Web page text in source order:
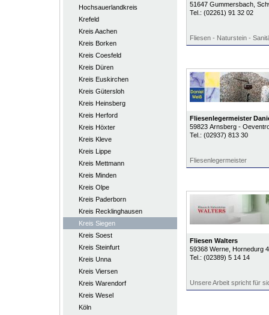
Hochsauerlandkreis
Krefeld
Kreis Aachen
Kreis Borken
Kreis Coesfeld
Kreis Düren
Kreis Euskirchen
Kreis Gütersloh
Kreis Heinsberg
Kreis Herford
Kreis Höxter
Kreis Kleve
Kreis Lippe
Kreis Mettmann
Kreis Minden
Kreis Olpe
Kreis Paderborn
Kreis Recklinghausen
Kreis Siegen
Kreis Soest
Kreis Steinfurt
Kreis Unna
Kreis Viersen
Kreis Warendorf
Kreis Wesel
Köln
51647 Gummersbach,
Tel.: (02261) 91 32 02
Fliesen - Naturstein -
Fliesenlegermeister
59823 Arnsberg -
Tel.: (02937) 813 30
Fliesenlegermeister
Fliesen Walters
59368 Werne, Hornedurg
Tel.: (02389) 5 14 14
Unsere Arbeit spricht für